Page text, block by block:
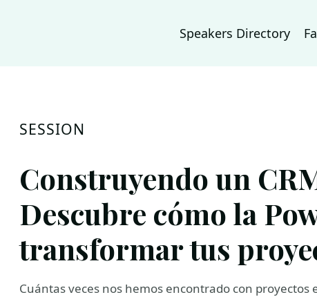
Speakers Directory
SESSION
Construyendo un
Descubre cómo la
transformar tus
Cuántas veces nos hemos encontrado con proyectos